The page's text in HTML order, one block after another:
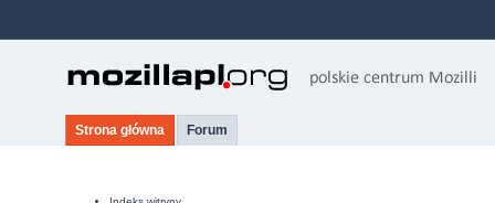
Strona główna Forum